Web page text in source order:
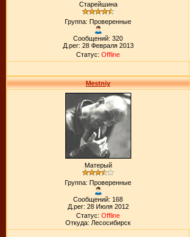
Старейшина
Группа: Проверенные
Сообщений: 320
Д.рег: 28 Февраля 2013
Статус: Offline
Mestniy
Матерый
Группа: Проверенные
Сообщений: 168
Д.рег: 28 Июля 2012
Статус: Offline
Откуда: Лесосибирск